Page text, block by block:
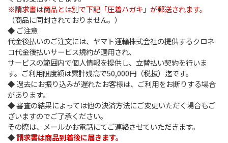
※請求書は商品とは別で下記「圧着ハガキ」が郵送されます。
（商品に同封されておりません。）
◆ ご注意
代金後払いのご注文には、ヤマト運輸株式会社の提供するクロネ
コ代金後払いサービス規約が適用され、
サービスの範囲内で個人情報を提供し、立替払い契約を行いま
す。ご利用限度額は累計残高で50,000円（税抜）迄です。
◆ 過去にお振り込みが遅れたお客様は、ご利用をお断りする場合
があります。
◆ 審査の結果によっては他の決済方法にご変更いただく場合もご
ざいますのでご了承ください。
その際は、メールかお電話にてご連絡させていただきます。
◆請求書は商品到着後に届きます。